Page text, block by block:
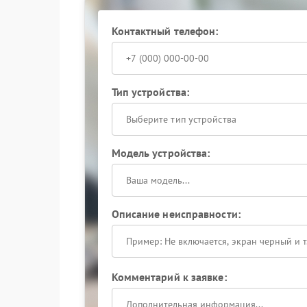
применение сертифицированных
соблюдение заводских технологических
официальное гарантийное обслуживание
Контактный телефон:
Тип устройства:
Выберите тип устройства
Модель устройства:
Описание неисправности:
Комментарий к заявке: